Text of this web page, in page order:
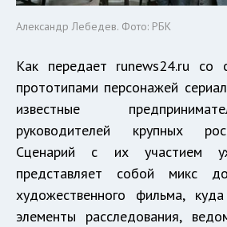
Александр Лебедев. Фото: РБК
Как передает runews24.ru со
прототипами персонажей
известные
руководителей крупных
Сценарий с их участием
представляет собой микс
художественного фильма,
элементы расследования,